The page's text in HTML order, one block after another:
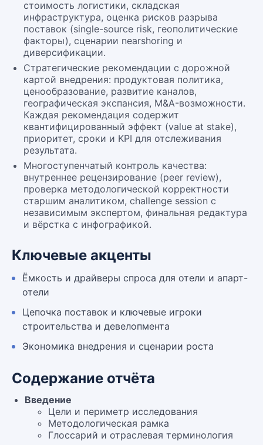
стоимость логистики, складская
инфраструктура, оценка рисков разрыва
поставок (single-source risk, геополитические
факторы), сценарии nearshoring и
диверсификации.
Стратегические рекомендации с дорожной
картой внедрения: продуктовая политика,
ценообразование, развитие каналов,
географическая экспансия, M&A-возможности.
Каждая рекомендация содержит
квантифицированный эффект (value at stake),
приоритет, сроки и KPI для отслеживания
результата.
Многоступенчатый контроль качества:
внутреннее рецензирование (peer review),
проверка методологической корректности
старшим аналитиком, challenge session с
независимым экспертом, финальная редактура
и вёрстка с инфографикой.
Ключевые акценты
Ёмкость и драйверы спроса для отели и апарт-
отели
Цепочка поставок и ключевые игроки
строительства и девелопмента
Экономика внедрения и сценарии роста
Содержание отчёта
Введение
Цели и периметр исследования
Методологическая рамка
Глоссарий и отраслевая терминология